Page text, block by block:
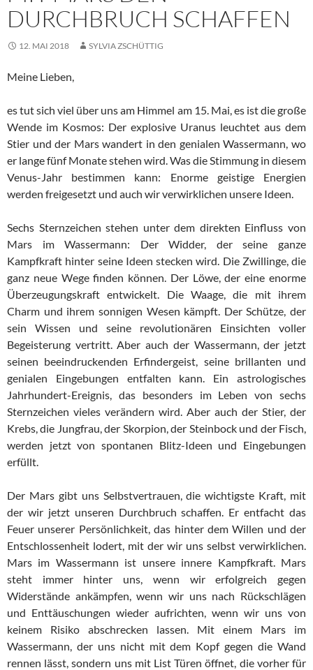
DURCHBRUCH SCHAFFEN
12. MAI 2018 SYLVIA ZSCHÜTTIG
Meine Lieben,
es tut sich viel über uns am Himmel am 15. Mai, es ist die große
Wende im Kosmos: Der explosive Uranus leuchtet aus dem
Stier und der Mars wandert in den genialen Wassermann, wo
er lange fünf Monate stehen wird. Was die Stimmung in diesem
Venus-Jahr bestimmen kann: Enorme geistige Energien
werden freigesetzt und auch wir verwirklichen unsere Ideen.
Sechs Sternzeichen stehen unter dem direkten Einfluss von
Mars im Wassermann: Der Widder, der seine ganze
Kampfkraft hinter seine Ideen stecken wird. Die Zwillinge, die
ganz neue Wege finden können. Der Löwe, der eine enorme
Überzeugungskraft entwickelt. Die Waage, die mit ihrem
Charm und ihrem sonnigen Wesen kämpft. Der Schütze, der
sein Wissen und seine revolutionären Einsichten voller
Begeisterung vertritt. Aber auch der Wassermann, der jetzt
seinen beeindruckenden Erfindergeist, seine brillanten und
genialen Eingebungen entfalten kann. Ein astrologisches
Jahrhundert-Ereignis, das besonders im Leben von sechs
Sternzeichen vieles verändern wird. Aber auch der Stier, der
Krebs, die Jungfrau, der Skorpion, der Steinbock und der Fisch,
werden jetzt von spontanen Blitz-Ideen und Eingebungen
erfüllt.
Der Mars gibt uns Selbstvertrauen, die wichtigste Kraft, mit
der wir jetzt unseren Durchbruch schaffen. Er entfacht das
Feuer unserer Persönlichkeit, das hinter dem Willen und der
Entschlossenheit lodert, mit der wir uns selbst verwirklichen.
Mars im Wassermann ist unsere innere Kampfkraft. Mars
steht immer hinter uns, wenn wir erfolgreich gegen
Widerstände ankämpfen, wenn wir uns nach Rückschlägen
und Enttäuschungen wieder aufrichten, wenn wir uns von
keinem Risiko abschrecken lassen. Mit einem Mars im
Wassermann, der uns nicht mit dem Kopf gegen die Wand
rennen lässt, sondern uns mit List Türen öffnet, die vorher für